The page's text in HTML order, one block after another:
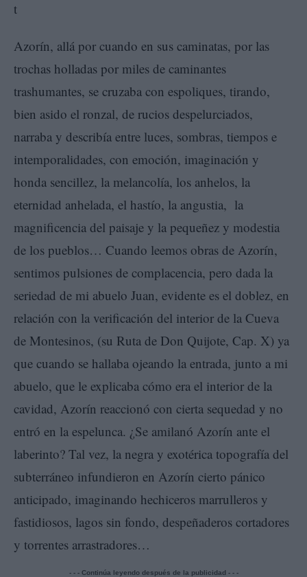
Azorín, allá por cuando en sus caminatas, por las
trochas holladas por miles de caminantes
trashumantes, se cruzaba con espoliques, tirando,
bien asido el ronzal, de rucios despelurciados,
narraba y describía entre luces, sombras, tiempos e
intemporalidades, con emoción, imaginación y
honda sencillez, la melancolía, los anhelos, la
eternidad anhelada, el hastío, la angustia, la
magnificencia del paisaje y la pequeñez y modestia
de los pueblos… Cuando leemos obras de Azorín,
sentimos pulsiones de complacencia, pero dada la
seriedad de mi abuelo Juan, evidente es el doblez, en
relación con la verificación del interior de la Cueva
de Montesinos, (su Ruta de Don Quijote, Cap. X) ya
que cuando se hallaba ojeando la entrada, junto a mi
abuelo, que le explicaba cómo era el interior de la
cavidad, Azorín reaccionó con cierta sequedad y no
entró en la espelunca. ¿Se amilanó Azorín ante el
laberinto? Tal vez, la negra y exotérica topografía del
subterráneo infundieron en Azorín cierto pánico
anticipado, imaginando hechiceros marrulleros y
fastidiosos, lagos sin fondo, despeñaderos cortadores
y torrentes arrastradores…
- - - Continúa leyendo después de la publicidad - - -